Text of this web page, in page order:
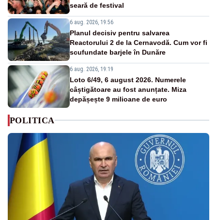
seară de festival
6 aug. 2026, 19:56
Planul decisiv pentru salvarea
Reactorului 2 de la Cernavodă. Cum vor fi
scufundate barjele în Dunăre
6 aug. 2026, 19:19
Loto 6/49, 6 august 2026. Numerele
câștigătoare au fost anunțate. Miza
depășește 9 milioane de euro
POLITICA